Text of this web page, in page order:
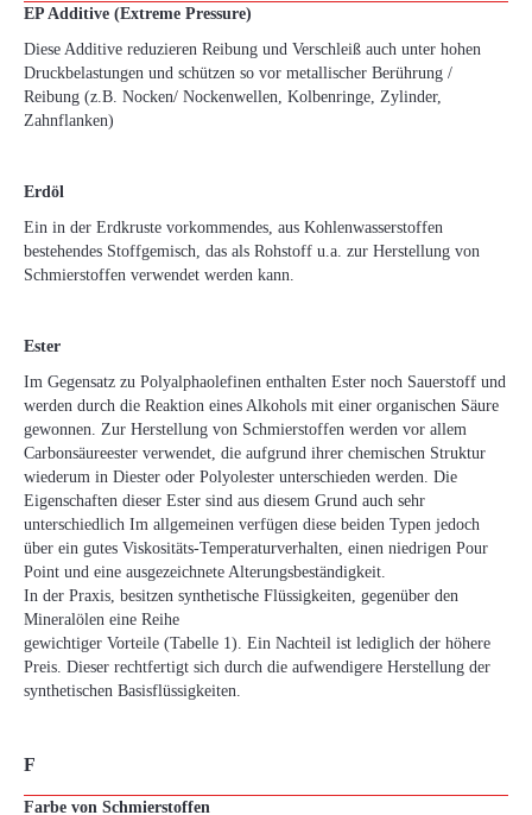
EP Additive (Extreme Pressure)
Diese Additive reduzieren Reibung und Verschleiß auch unter hohen
Druckbelastungen und schützen so vor metallischer Berührung /
Reibung (z.B. Nocken/ Nockenwellen, Kolbenringe, Zylinder,
Zahnflanken)
Erdöl
Ein in der Erdkruste vorkommendes, aus Kohlenwasserstoffen
bestehendes Stoffgemisch, das als Rohstoff u.a. zur Herstellung von
Schmierstoffen verwendet werden kann.
Ester
Im Gegensatz zu Polyalphaolefinen enthalten Ester noch Sauerstoff und
werden durch die Reaktion eines Alkohols mit einer organischen Säure
gewonnen. Zur Herstellung von Schmierstoffen werden vor allem
Carbonsäureester verwendet, die aufgrund ihrer chemischen Struktur
wiederum in Diester oder Polyolester unterschieden werden. Die
Eigenschaften dieser Ester sind aus diesem Grund auch sehr
unterschiedlich Im allgemeinen verfügen diese beiden Typen jedoch
über ein gutes Viskositäts-Temperaturverhalten, einen niedrigen Pour
Point und eine ausgezeichnete Alterungsbeständigkeit.
In der Praxis, besitzen synthetische Flüssigkeiten, gegenüber den
Mineralölen eine Reihe
gewichtiger Vorteile (Tabelle 1). Ein Nachteil ist lediglich der höhere
Preis. Dieser rechtfertigt sich durch die aufwendigere Herstellung der
synthetischen Basisflüssigkeiten.
F
Farbe von Schmierstoffen